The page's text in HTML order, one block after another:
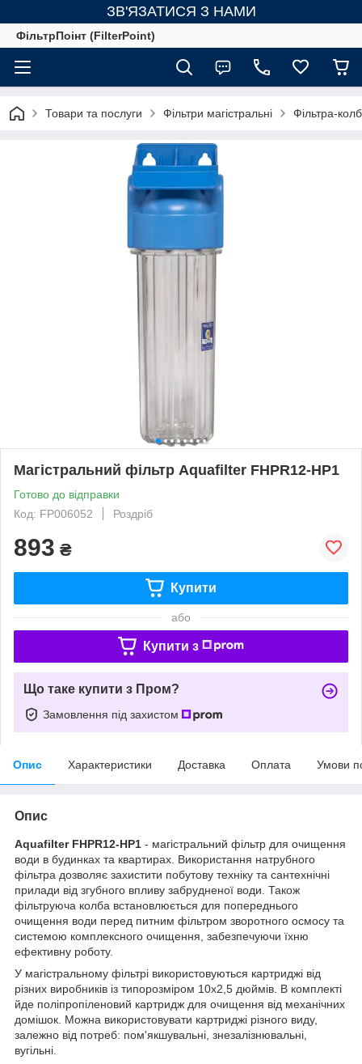
ЗВ'ЯЗАТИСЯ З НАМИ
ФільтрПоінт (FilterPoint)
Товари та послуги Фільтри магістральні Фільтра-
Магістральний фільтр Aquafilter FHPR12-HP1
Готово до відправки
Код: FP006052
Роздріб
893 ₴
Купити
або
Купити з
Що таке купити з Пром?
Замовлення під захистом
Опис Характеристики Доставка Оплата Умови
Опис
Aquafilter FHPR12-HP1 - магістральний фільтр для очищення
води в будинках та квартирах. Використання натрубного
фільтра дозволяє захистити побутову техніку та сантехнічні
прилади від згубного впливу забрудненої води. Також
фільтруюча колба встановлюється для попереднього
очищення води перед питним фільтром зворотного осмосу та
системою комплексного очищення, забезпечуючи їхню
ефективну роботу.
У магістральному фільтрі використовуються картриджі від
різних виробників із типорозміром 10х2,5 дюймів. В комплекті
йде поліпропіленовий картридж для очищення від механічних
домішок. Можна використовувати картриджі різного виду,
залежно від потреб: пом'якшувальні, знезалізнювальні,
вугільні.